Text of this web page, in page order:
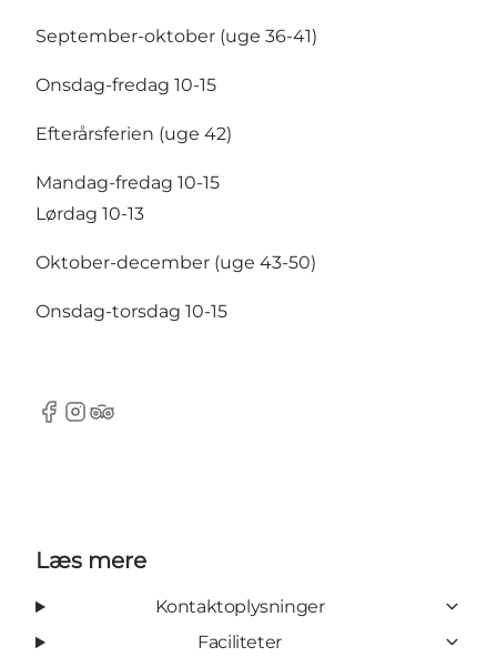
September-oktober (uge 36-41)
Onsdag-fredag 10-15
Efterårsferien (uge 42)
Mandag-fredag 10-15
Lørdag 10-13
Oktober-december (uge 43-50)
Onsdag-torsdag 10-15
Facebook
Instagram
TripAdvisor
Læs mere
Kontaktoplysninger
Faciliteter